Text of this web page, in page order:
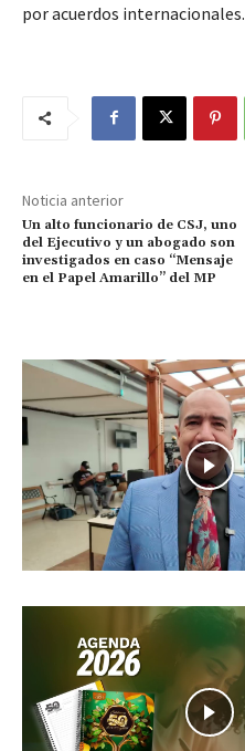
por acuerdos internacionales.
Noticia anterior
Un alto funcionario de CSJ, uno
del Ejecutivo y un abogado son
investigados en caso “Mensaje
en el Papel Amarillo” del MP